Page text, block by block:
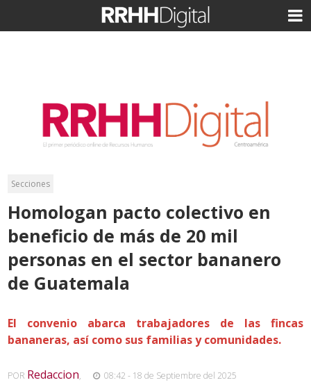
Secciones
Homologan pacto colectivo en
beneficio de más de 20 mil
personas en el sector bananero
de Guatemala
El convenio abarca trabajadores de las fincas
bananeras, así como sus familias y comunidades.
POR Redaccion, 08:42 - 18 de Septiembre del 2025